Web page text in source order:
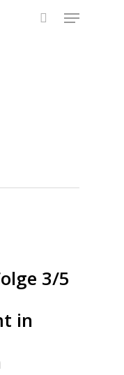
Menu
3/5
in